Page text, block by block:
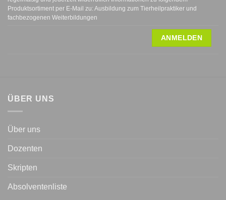
Produktsortiment per E-Mail zu: Ausbildung zum Tierheilpraktiker und
fachbezogenen Weiterbildungen
ÜBER UNS
Über uns
Dozenten
Skripten
Absolventenliste